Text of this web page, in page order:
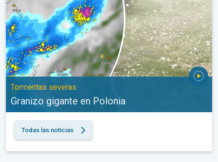
Tormentas severas
Granizo gigante en Polonia
Todas las noticias